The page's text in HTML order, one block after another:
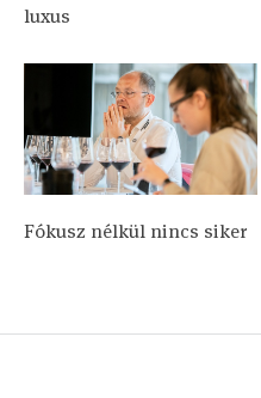
luxus
Fókusz nélkül nincs siker